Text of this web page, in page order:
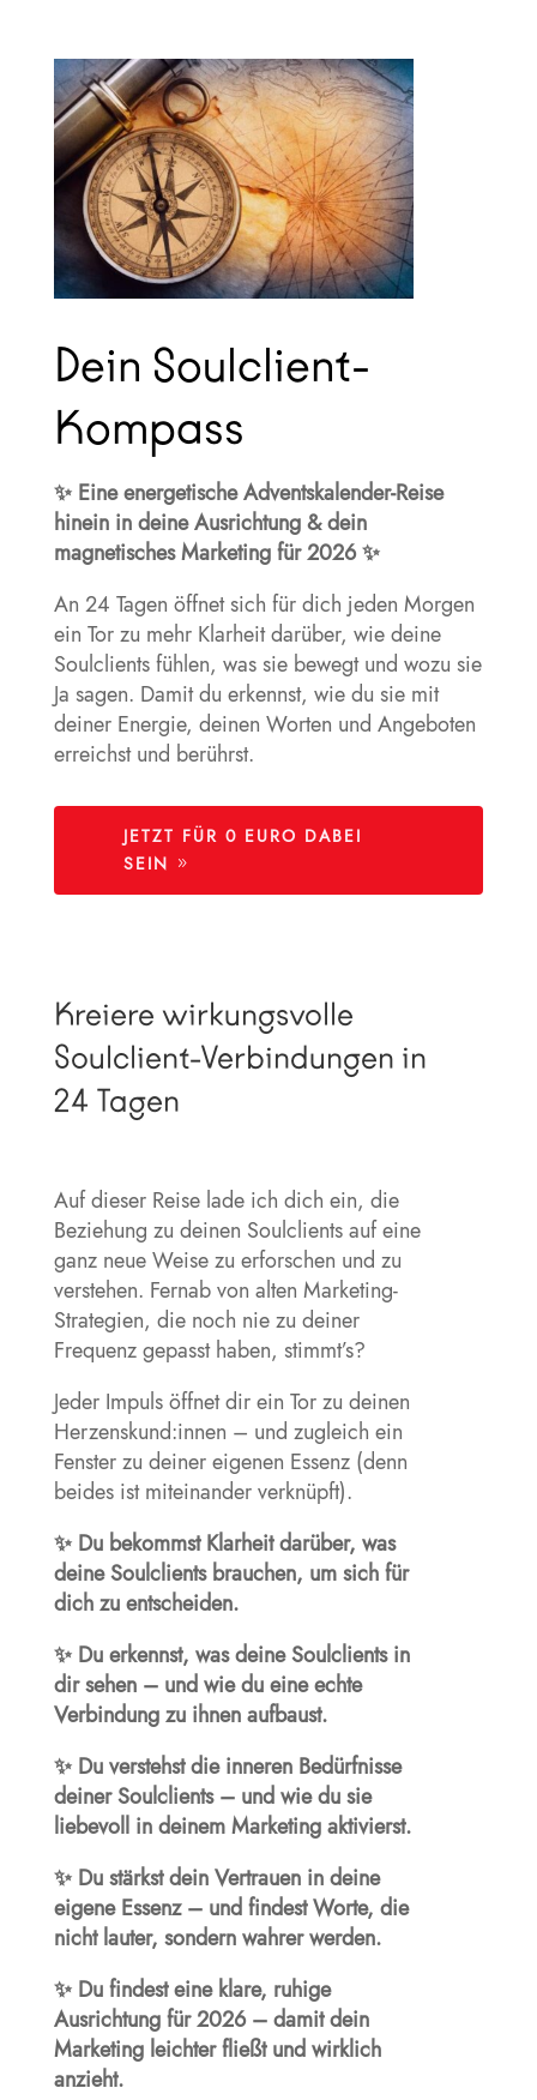
Dein Soulclient-
Kompass
✨ Eine energetische Adventskalender-Reise
hinein in deine Ausrichtung & dein
magnetisches Marketing für 2026 ✨
An 24 Tagen öffnet sich für dich jeden Morgen
ein Tor zu mehr Klarheit darüber, wie deine
Soulclients fühlen, was sie bewegt und wozu sie
Ja sagen. Damit du erkennst, wie du sie mit
deiner Energie, deinen Worten und Angeboten
erreichst und berührst.
JETZT FÜR 0 EURO DABEI
SEIN
Kreiere wirkungsvolle
Soulclient-Verbindungen in
24 Tagen
Auf dieser Reise lade ich dich ein, die
Beziehung zu deinen Soulclients auf eine
ganz neue Weise zu erforschen und zu
verstehen. Fernab von alten Marketing-
Strategien, die noch nie zu deiner
Frequenz gepasst haben, stimmt’s?
Jeder Impuls öffnet dir ein Tor zu deinen
Herzenskund:innen – und zugleich ein
Fenster zu deiner eigenen Essenz (denn
beides ist miteinander verknüpft).
✨ Du bekommst Klarheit darüber, was
deine Soulclients brauchen, um sich für
dich zu entscheiden.
✨ Du erkennst, was deine Soulclients in
dir sehen – und wie du eine echte
Verbindung zu ihnen aufbaust.
✨ Du verstehst die inneren Bedürfnisse
deiner Soulclients – und wie du sie
liebevoll in deinem Marketing aktivierst.
✨ Du stärkst dein Vertrauen in deine
eigene Essenz – und findest Worte, die
nicht lauter, sondern wahrer werden.
✨ Du findest eine klare, ruhige
Ausrichtung für 2026 – damit dein
Marketing leichter fließt und wirklich
anzieht.